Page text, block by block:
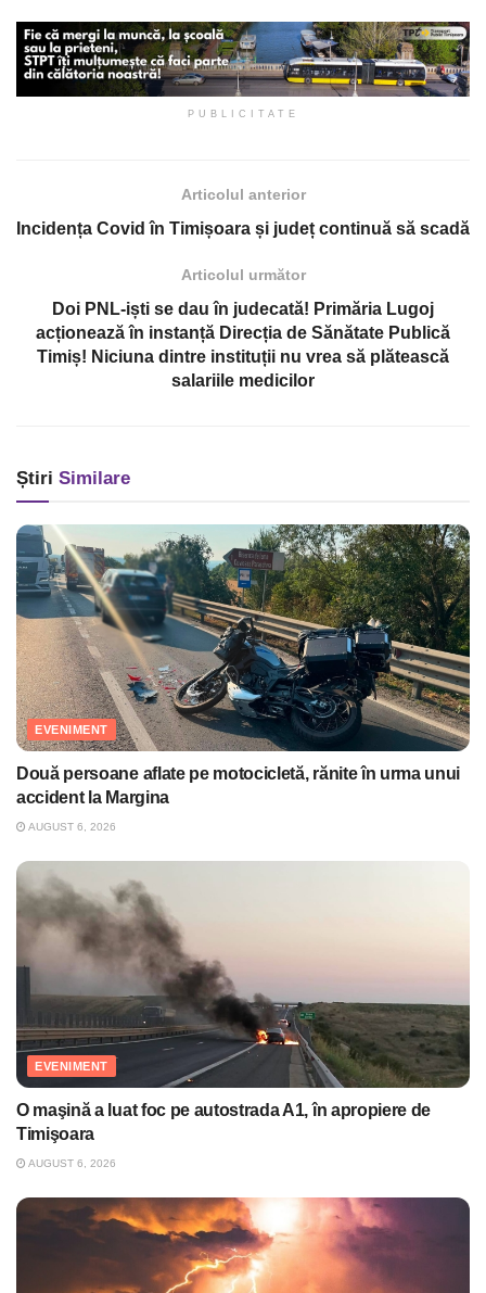
PUBLICITATE
Articolul anterior
Incidența Covid în Timișoara și județ continuă să scadă
Articolul următor
Doi PNL-iști se dau în judecată! Primăria Lugoj
acționează în instanță Direcția de Sănătate Publică
Timiș! Niciuna dintre instituții nu vrea să plătească
salariile medicilor
Știri Similare
EVENIMENT
Două persoane aflate pe motocicletă, rănite în urma unui
accident la Margina
AUGUST 6, 2026
EVENIMENT
O maşină a luat foc pe autostrada A1, în apropiere de
Timişoara
AUGUST 6, 2026